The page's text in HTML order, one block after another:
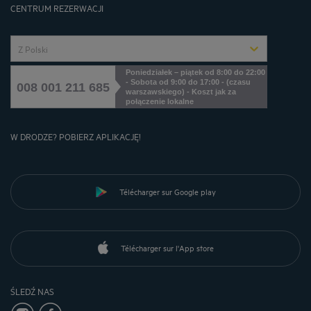
CENTRUM REZERWACJI
Z Polski
008 001 211 685
Poniedziałek – piątek od 8:00 do 22:00
- Sobota od 9:00 do 17:00 - (czasu
warszawskiego) - Koszt jak za
połączenie lokalne
W DRODZE? POBIERZ APLIKACJĘ!
Télécharger sur Google play
Télécharger sur l'App store
ŚLEDŹ NAS